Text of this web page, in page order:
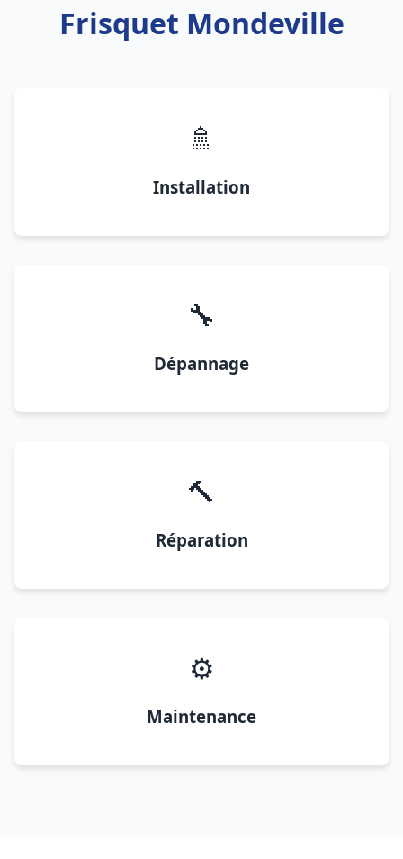
Frisquet Mondeville
🚿
Installation
🔧
Dépannage
🔨
Réparation
⚙️
Maintenance